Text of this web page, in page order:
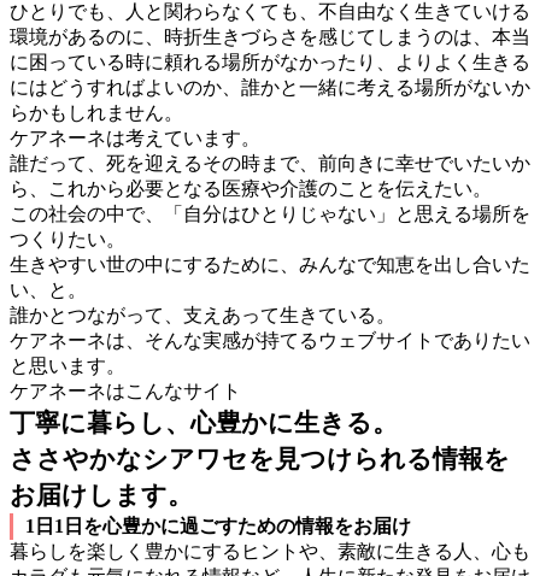
ひとりでも、人と関わらなくても、不自由なく生きていける
環境があるのに、時折生きづらさを感じてしまうのは、本当
に困っている時に頼れる場所がなかったり、よりよく生きる
にはどうすればよいのか、誰かと一緒に考える場所がないか
らかもしれません。
ケアネーネは考えています。
誰だって、死を迎えるその時まで、前向きに幸せでいたいか
ら、これから必要となる医療や介護のことを伝えたい。
この社会の中で、「自分はひとりじゃない」と思える場所を
つくりたい。
生きやすい世の中にするために、みんなで知恵を出し合いた
い、と。
誰かとつながって、支えあって生きている。
ケアネーネは、そんな実感が持てるウェブサイトでありたい
と思います。
ケアネーネはこんなサイト
丁寧に暮らし、心豊かに生きる。
ささやかなシアワセを見つけられる情報を
お届けします。
1日1日を心豊かに過ごすための情報をお届け
暮らしを楽しく豊かにするヒントや、素敵に生きる人、心も